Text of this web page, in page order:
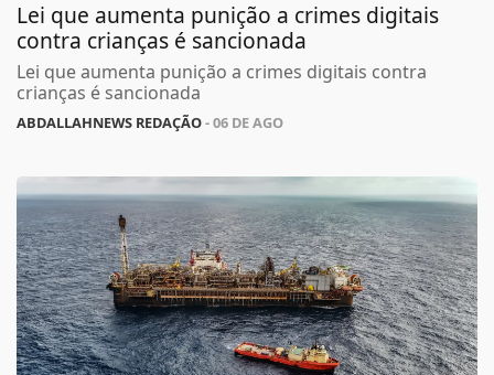
Lei que aumenta punição a crimes digitais
contra crianças é sancionada
Lei que aumenta punição a crimes digitais contra
crianças é sancionada
ABDALLAHNEWS REDAÇÃO- 06 DE AGO